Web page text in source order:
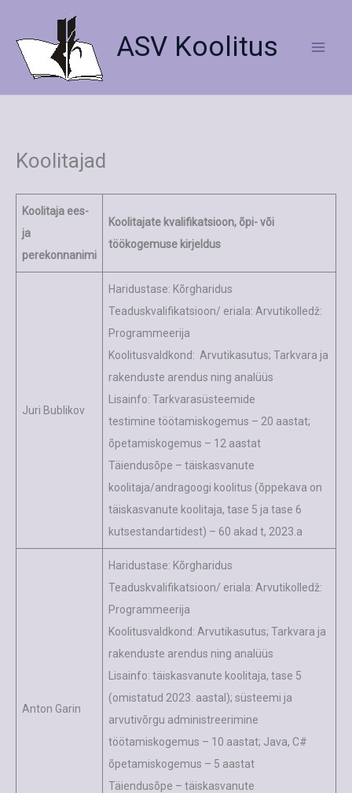
content
ASV Koolitus
Koolitajad
Koolitaja ees-
ja
perekonnanimi
Koolitajate kvalifikatsioon, õpi- või
töökogemuse kirjeldus
Juri Bublikov
Haridustase: Kõrgharidus
Teaduskvalifikatsioon/ eriala: Arvutikolledž:
Programmeerija
Koolitusvaldkond: Arvutikasutus; Tarkvara ja
rakenduste arendus ning analüüs
Lisainfo: Tarkvarasüsteemide
testimine töötamiskogemus – 20 aastat;
õpetamiskogemus – 12 aastat
Täiendusõpe – täiskasvanute
koolitaja/andragoogi koolitus (õppekava on
täiskasvanute koolitaja, tase 5 ja tase 6
kutsestandartidest) – 60 akad t, 2023.a
Anton Garin
Haridustase: Kõrgharidus
Teaduskvalifikatsioon/ eriala: Arvutikolledž:
Programmeerija
Koolitusvaldkond: Arvutikasutus; Tarkvara ja
rakenduste arendus ning analüüs
Lisainfo: täiskasvanute koolitaja, tase 5
(omistatud 2023. aastal); süsteemi ja
arvutivõrgu administreerimine
töötamiskogemus – 10 aastat; Java, C#
õpetamiskogemus – 5 aastat
Täiendusõpe – täiskasvanute